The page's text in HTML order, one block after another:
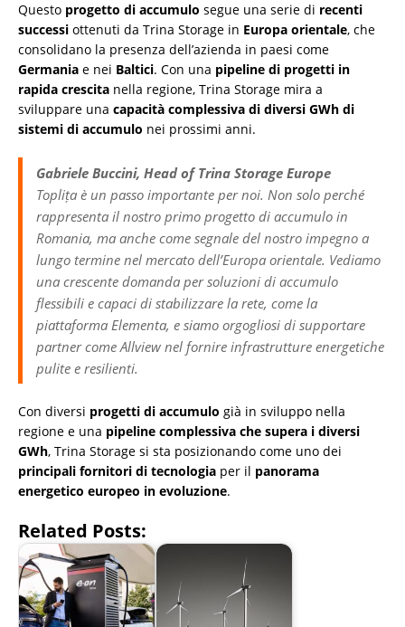
Questo progetto di accumulo segue una serie di recenti
successi ottenuti da Trina Storage in Europa orientale, che
consolidano la presenza dell’azienda in paesi come
Germania e nei Baltici. Con una pipeline di progetti in
rapida crescita nella regione, Trina Storage mira a
sviluppare una capacità complessiva di diversi GWh di
sistemi di accumulo nei prossimi anni.
Gabriele Buccini, Head of Trina Storage Europe
Toplița è un passo importante per noi. Non solo perché
rappresenta il nostro primo progetto di accumulo in
Romania, ma anche come segnale del nostro impegno a
lungo termine nel mercato dell’Europa orientale. Vediamo
una crescente domanda per soluzioni di accumulo
flessibili e capaci di stabilizzare la rete, come la
piattaforma Elementa, e siamo orgogliosi di supportare
partner come Allview nel fornire infrastrutture energetiche
pulite e resilienti.
Con diversi progetti di accumulo già in sviluppo nella
regione e una pipeline complessiva che supera i diversi
GWh, Trina Storage si sta posizionando come uno dei
principali fornitori di tecnologia per il panorama
energetico europeo in evoluzione.
Related Posts: